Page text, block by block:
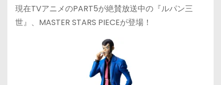
現在TVアニメのPART5が絶賛放送中の『ルパン三
世』、MASTER STARS PIECEが登場！